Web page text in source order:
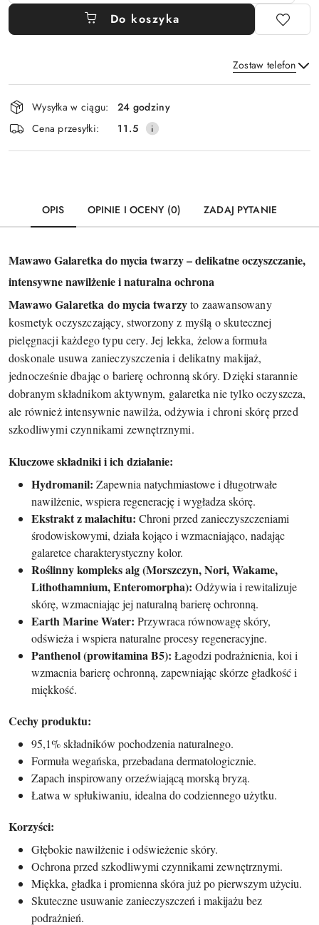
Do koszyka
Zostaw telefon
Wyślij
Dostępność
i
dostawa
Wysyłka w ciągu:
24 godziny
Cena przesyłki:
11.5
OPIS OPINIE I OCENY (0) ZADAJ PYTANIE
Mawawo Galaretka do mycia twarzy – delikatne oczyszczanie,
intensywne nawilżenie i naturalna ochrona
Mawawo Galaretka do mycia twarzyto zaawansowany
kosmetyk oczyszczający, stworzony z myślą o skutecznej
pielęgnacji każdego typu cery. Jej lekka, żelowa formuła
doskonale usuwa zanieczyszczenia i delikatny makijaż,
jednocześnie dbając o barierę ochronną skóry. Dzięki starannie
dobranym składnikom aktywnym, galaretka nie tylko oczyszcza,
ale również intensywnie nawilża, odżywia i chroni skórę przed
szkodliwymi czynnikami zewnętrznymi.
Kluczowe składniki i ich działanie:
Hydromanil: Zapewnia natychmiastowe i długotrwałe
nawilżenie, wspiera regenerację i wygładza skórę.
Ekstrakt z malachitu: Chroni przed zanieczyszczeniami
środowiskowymi, działa kojąco i wzmacniająco, nadając
galaretce charakterystyczny kolor.
Roślinny kompleks alg (Morszczyn, Nori, Wakame,
Lithothamnium, Enteromorpha): Odżywia i rewitalizuje
skórę, wzmacniając jej naturalną barierę ochronną.
Earth Marine Water: Przywraca równowagę skóry,
odświeża i wspiera naturalne procesy regeneracyjne.
Panthenol (prowitamina B5): Łagodzi podrażnienia, koi i
wzmacnia barierę ochronną, zapewniając skórze gładkość i
miękkość.
Cechy produktu:
95,1% składników pochodzenia naturalnego.
Formuła wegańska, przebadana dermatologicznie.
Zapach inspirowany orzeźwiającą morską bryzą.
Łatwa w spłukiwaniu, idealna do codziennego użytku.
Korzyści:
Głębokie nawilżenie i odświeżenie skóry.
Ochrona przed szkodliwymi czynnikami zewnętrznymi.
Miękka, gładka i promienna skóra już po pierwszym użyciu.
Skuteczne usuwanie zanieczyszczeń i makijażu bez
podrażnień.